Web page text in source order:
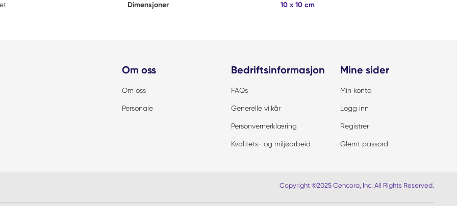
Dimensjoner 10 x 10 cm
Om oss
Om oss
Personale
Bedriftsinformasjon
FAQs
Generelle vilkår
Personvernerklæring
Kvalitets- og miljøarbeid
Mine sider
Min konto
Logg inn
Registrer
Glemt passord
Copyright ©2025 Cencora, Inc. All Rights Reserved.